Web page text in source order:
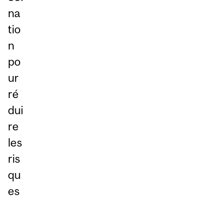
na
tio
n
po
ur
ré
dui
re
les
ris
qu
es